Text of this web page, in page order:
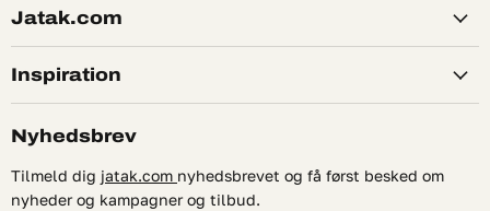
Jatak.com
Inspiration
Nyhedsbrev
Tilmeld dig jatak.com nyhedsbrevet og få først besked om
nyheder og kampagner og tilbud.